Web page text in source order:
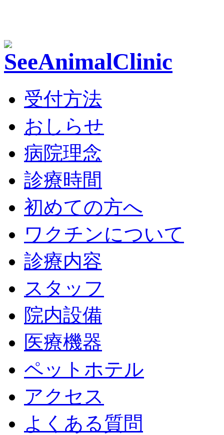
受付方法
おしらせ
病院理念
診療時間
初めての方へ
ワクチンについて
診療内容
スタッフ
院内設備
医療機器
ペットホテル
アクセス
よくある質問